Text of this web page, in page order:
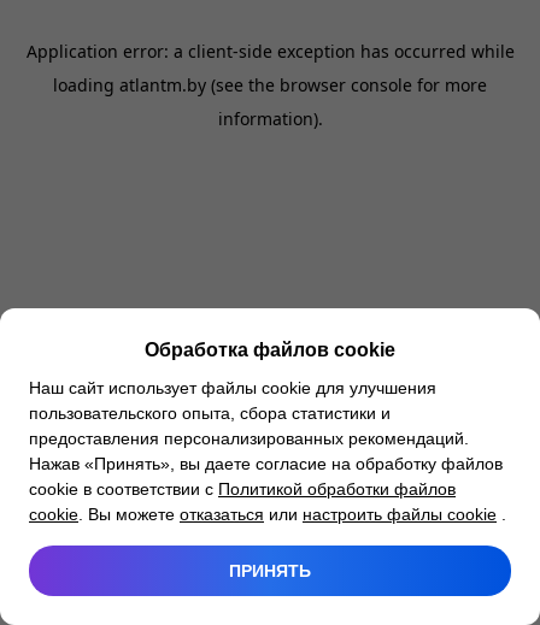
Application error: a client-side exception has occurred while
loading atlantm.by (see the browser console for more
information).
Обработка файлов cookie
Наш сайт использует файлы cookie для улучшения
пользовательского опыта, сбора статистики и
предоставления персонализированных рекомендаций.
Нажав «Принять», вы даете согласие на обработку файлов
cookie в соответствии с Политикой обработки файлов
cookie . Вы можете отказаться или настроить файлы cookie
ПРИНЯТЬ